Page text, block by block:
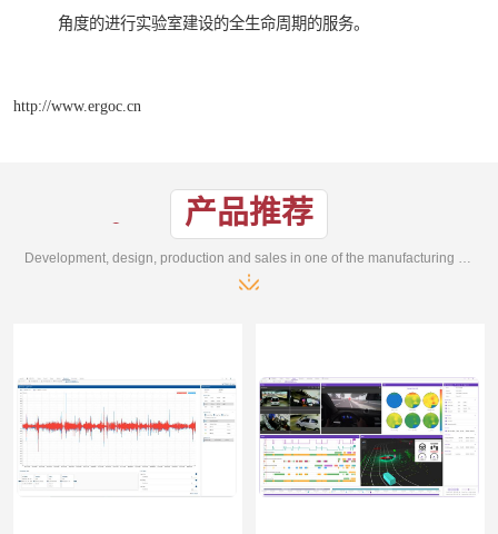
角度的进行实验室建设的全生命周期的服务。
http://www.ergoc.cn
产品推荐
Development, design, production and sales in one of the manufacturing enterprises